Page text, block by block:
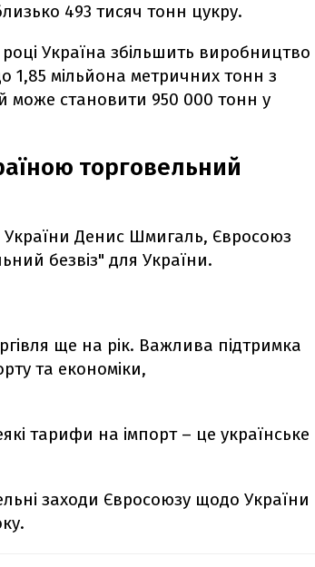
493 тисяч тонн цукру.
Україна збільшить виробництво
1,85 мільйона метричних тонн з
становити 950 000 тонн у
торговельний
України Денис Шмигаль, Євросоюз
безвіз" для України.
ще на рік. Важлива підтримка
та економіки,
тарифи на імпорт – це українське
заходи Євросоюзу щодо України